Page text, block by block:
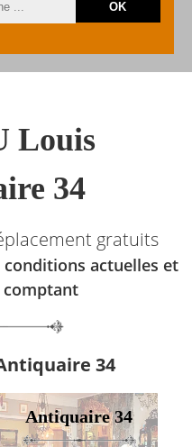
Louis
34
gratuits
actuelles et
comptant
34
Antiquaire 34